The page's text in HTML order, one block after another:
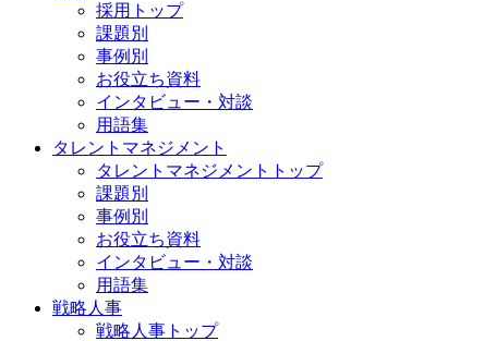
採用トップ
課題別
事例別
お役立ち資料
インタビュー・対談
用語集
タレントマネジメント
タレントマネジメントトップ
課題別
事例別
お役立ち資料
インタビュー・対談
用語集
戦略人事
戦略人事トップ